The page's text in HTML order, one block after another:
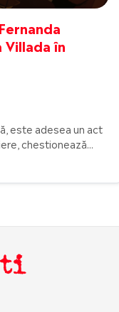
Villada în
este adesea un act
chestionează...